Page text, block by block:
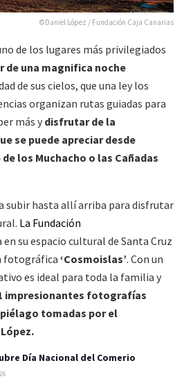
©Daniel López / Fundación Caja Canarias
de los lugares más privilegiados
de una magnifica noche
de sus cielos, que una ley los
organizan rutas guiadas para
más y disfrutar de la
se puede apreciar desde
los Muchacho o las Cañadas
subir hasta allí arriba para disfrutar
La Fundación
su espacio cultural de Santa Cruz
fotográfica ‘Cosmoislas’. Con un
es ideal para toda la familia y
impresionantes fotografías
tomadas por el
Día Nacional del Comerio